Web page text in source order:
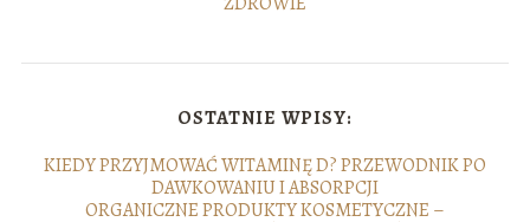
OSTATNIE WPISY:
KIEDY PRZYJMOWAĆ WITAMINĘ D? PRZEWODNIK PO
DAWKOWANIU I ABSORPCJI
ORGANICZNE PRODUKTY KOSMETYCZNE –